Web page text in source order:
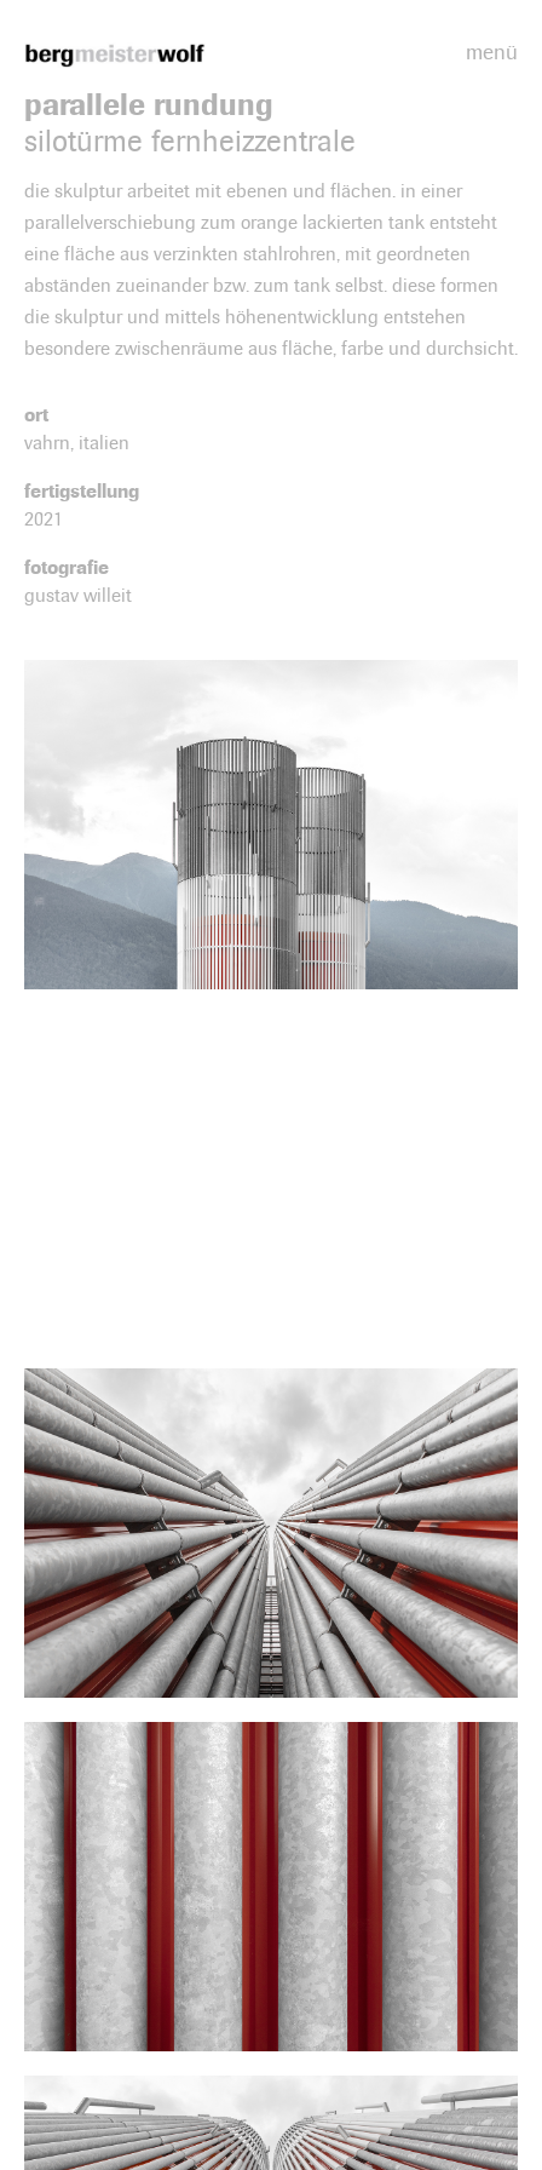
menü
parallele rundung
silotürme fernheizzentrale
die skulptur arbeitet mit ebenen und flächen. in einer
parallelverschiebung zum orange lackierten tank entsteht
eine fläche aus verzinkten stahlrohren, mit geordneten
abständen zueinander bzw. zum tank selbst. diese formen
die skulptur und mittels höhenentwicklung entstehen
besondere zwischenräume aus fläche, farbe und durchsicht.
ort
vahrn, italien
fertigstellung
2021
fotografie
gustav willeit